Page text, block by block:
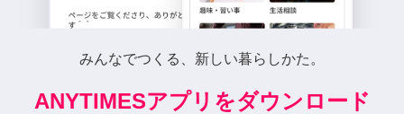
みんなでつくる、新しい暮らしかた。
ANYTIMESアプリをダウンロード